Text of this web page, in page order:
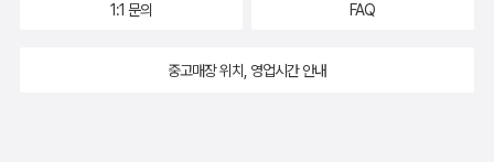
1:1 문의 FAQ
중고매장 위치, 영업시간 안내